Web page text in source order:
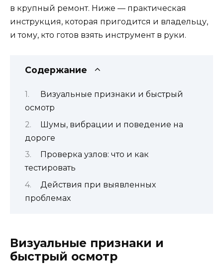
в крупный ремонт. Ниже — практическая
инструкция, которая пригодится и владельцу,
и тому, кто готов взять инструмент в руки.
Содержание
Визуальные признаки и быстрый
осмотр
Шумы, вибрации и поведение на
дороге
Проверка узлов: что и как
тестировать
Действия при выявленных
проблемах
Визуальные признаки и
быстрый осмотр